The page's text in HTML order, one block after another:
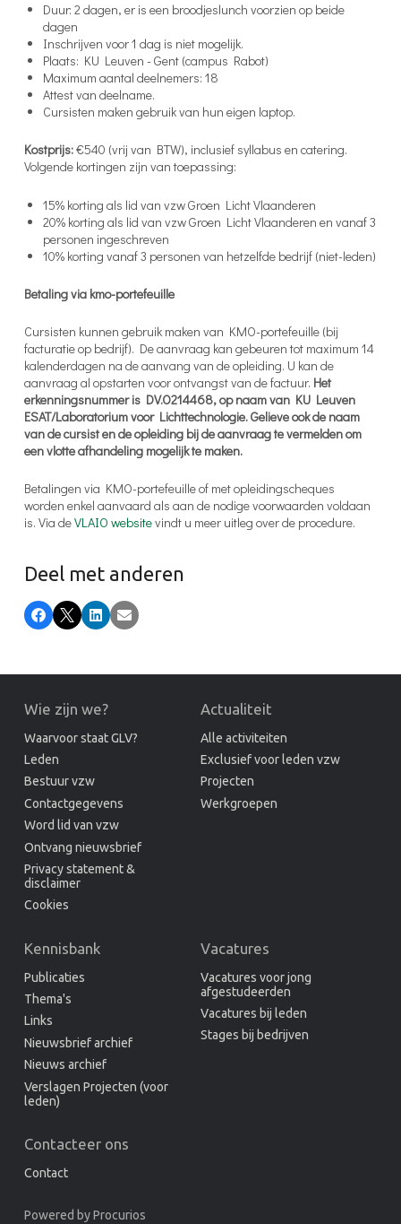
Duur: 2 dagen, er is een broodjeslunch voorzien op beide
dagen
Inschrijven voor 1 dag is niet mogelijk.
Plaats: KU Leuven - Gent (campus Rabot)
Maximum aantal deelnemers: 18
Attest van deelname.
Cursisten maken gebruik van hun eigen laptop.
Kostprijs:€540 (vrij van BTW), inclusief syllabus en catering.
Volgende kortingen zijn van toepassing:
15% korting als lid van vzw Groen Licht Vlaanderen
20% korting als lid van vzw Groen Licht Vlaanderen en vanaf 3
personen ingeschreven
10% korting vanaf 3 personen van hetzelfde bedrijf (niet-leden)
Betaling via kmo-portefeuille
Cursisten kunnen gebruik maken van KMO-portefeuille (bij
facturatie op bedrijf). De aanvraag kan gebeuren tot maximum 14
kalenderdagen na de aanvang van de opleiding. U kan de
aanvraag al opstarten voor ontvangst van de factuur. Het
erkenningsnummer is DV.O214468, op naam van KU Leuven
ESAT/Laboratorium voor Lichttechnologie. Gelieve ook de naam
van de cursist en de opleiding bij de aanvraag te vermelden om
een vlotte afhandeling mogelijk te maken.
Betalingen via KMO-portefeuille of met opleidingscheques
worden enkel aanvaard als aan de nodige voorwaarden voldaan
is. Via deVLAIO websitevindt u meer uitleg over de procedure.
Deel met anderen
Facebook
X LinkedIn
E-mail
Wie zijn we?
Waarvoor staat GLV?
Leden
Bestuur vzw
Contactgegevens
Word lid van vzw
Ontvang nieuwsbrief
Privacy statement &
disclaimer
Cookies
Actualiteit
Alle activiteiten
Exclusief voor leden vzw
Projecten
Werkgroepen
Kennisbank
Publicaties
Thema's
Links
Nieuwsbrief archief
Nieuws archief
Verslagen Projecten (voor
leden)
Vacatures
Vacatures voor jong
afgestudeerden
Vacatures bij leden
Stages bij bedrijven
Contacteer ons
Contact
Powered byProcurios